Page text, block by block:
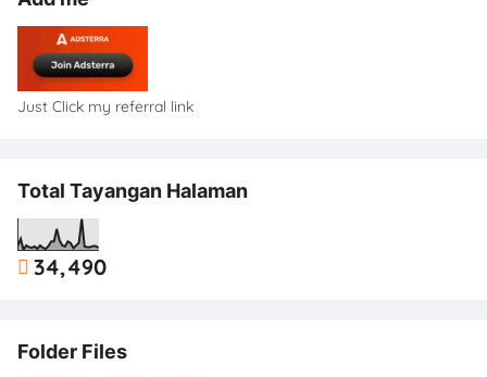
Just Click my referral link
Total Tayangan Halaman
34,490
Folder Files